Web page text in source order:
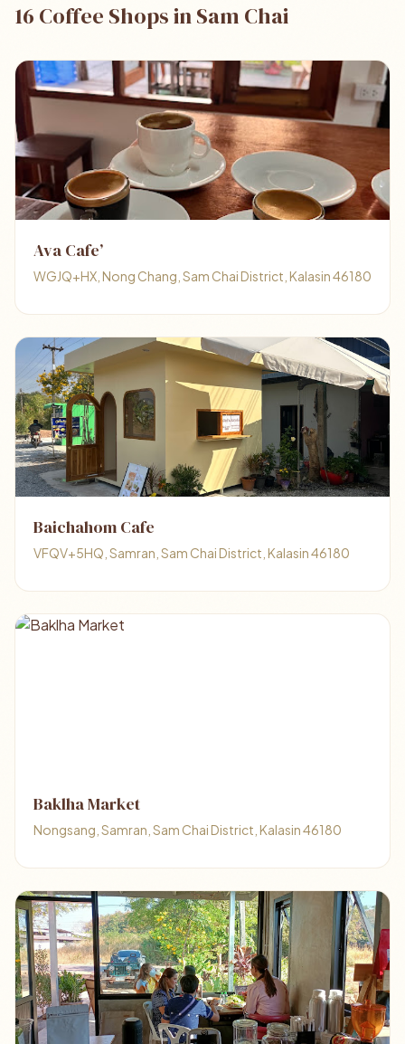
16 Coffee Shops in Sam Chai
Ava Cafe’
WGJQ+HX, Nong Chang, Sam Chai District, Kalasin 46180
Baichahom Cafe
VFQV+5HQ, Samran, Sam Chai District, Kalasin 46180
Baklha Market
Nongsang, Samran, Sam Chai District, Kalasin 46180